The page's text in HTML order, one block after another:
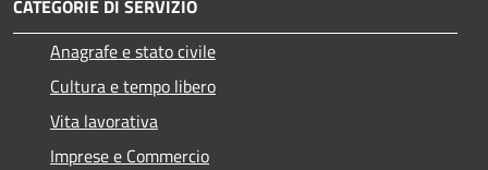
CATEGORIE DI SERVIZIO
Anagrafe e stato civile
Cultura e tempo libero
Vita lavorativa
Imprese e Commercio